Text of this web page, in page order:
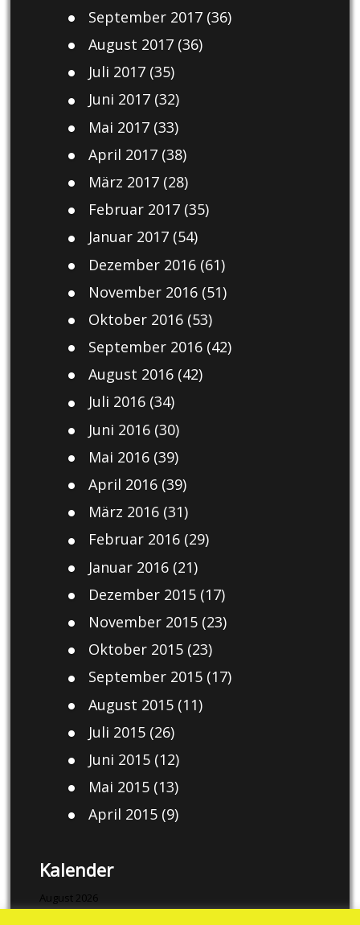
September 2017(36)
August 2017(36)
Juli 2017(35)
Juni 2017(32)
Mai 2017(33)
April 2017(38)
März 2017(28)
Februar 2017(35)
Januar 2017(54)
Dezember 2016(61)
November 2016(51)
Oktober 2016(53)
September 2016(42)
August 2016(42)
Juli 2016(34)
Juni 2016(30)
Mai 2016(39)
April 2016(39)
März 2016(31)
Februar 2016(29)
Januar 2016(21)
Dezember 2015(17)
November 2015(23)
Oktober 2015(23)
September 2015(17)
August 2015(11)
Juli 2015(26)
Juni 2015(12)
Mai 2015(13)
April 2015(9)
Kalender
August 2026